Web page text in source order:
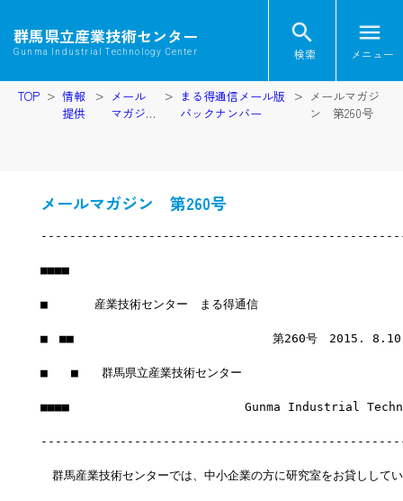
群馬県立産業技術センター
Gunma Industrial Technology Center
search
検索
menu
メニュー
TOP
情報
提供
メール
マガジ
まる得通信メール版
バックナンバー
メールマガジ
ン 第260号
メールマガジン 第260号
■■■■
■　　　　産業技術センター　まる得通信
■　■■　　　　　　　　　　　　　　　　　第260号　2015. 8.10
■　　■　　群馬県立産業技術センター
■■■■　　　　　　　　　　　　　　　Gunma Industrial
群馬産業技術センターでは、中小企業の方に研究室をお貸しして